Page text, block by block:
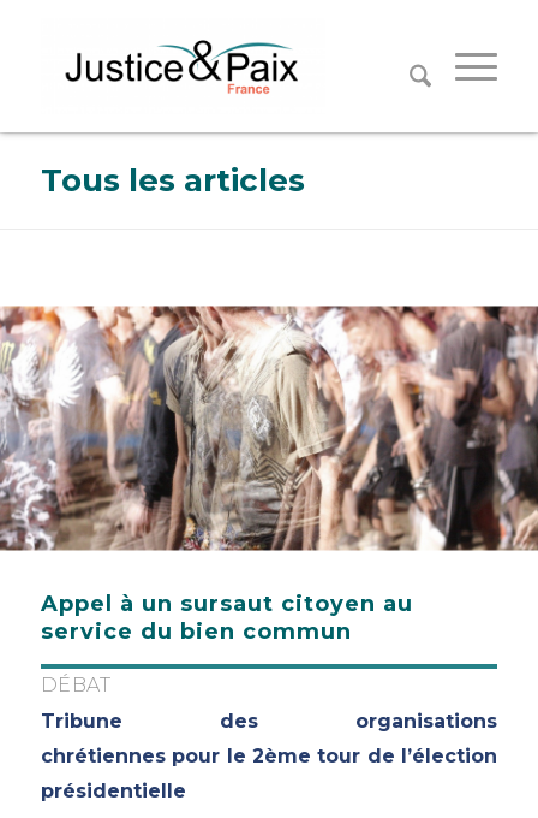
Tous les articles
Appel à un sursaut citoyen au
service du bien commun
DÉBAT
Tribune des organisations
chrétiennes pour le 2ème tour de l’élection
présidentielle